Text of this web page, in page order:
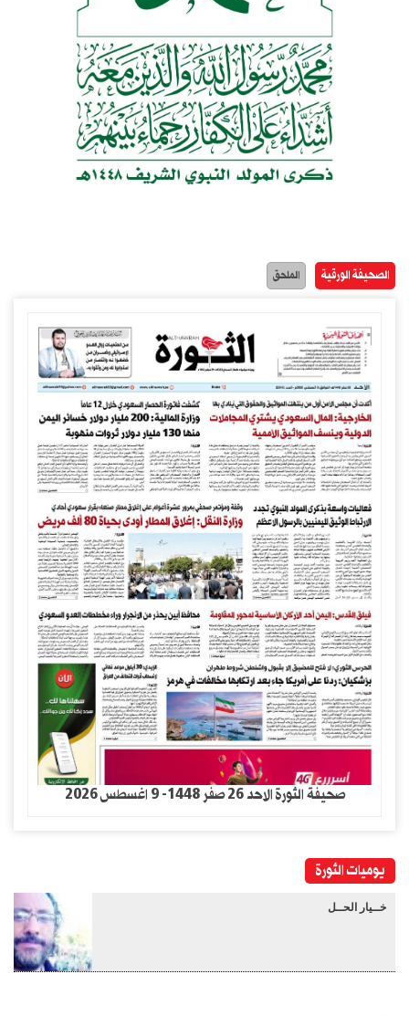
الصحيفة الورقية الملحق
صحيفة الثورة الاحد 26 صفر 1448- 9 اغسطس 2026
يوميات الثورة
خــيار الحــل